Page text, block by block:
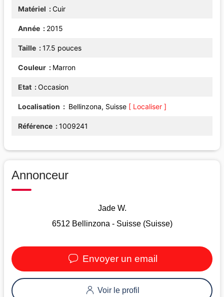
Matériel Cuir
Année 2015
Taille 17.5 pouces
Couleur Marron
Etat Occasion
Localisation Bellinzona, Suisse [ Localiser ]
Référence 1009241
Annonceur
Jade W.
6512 Bellinzona - Suisse (Suisse)
Envoyer un email
Voir le profil